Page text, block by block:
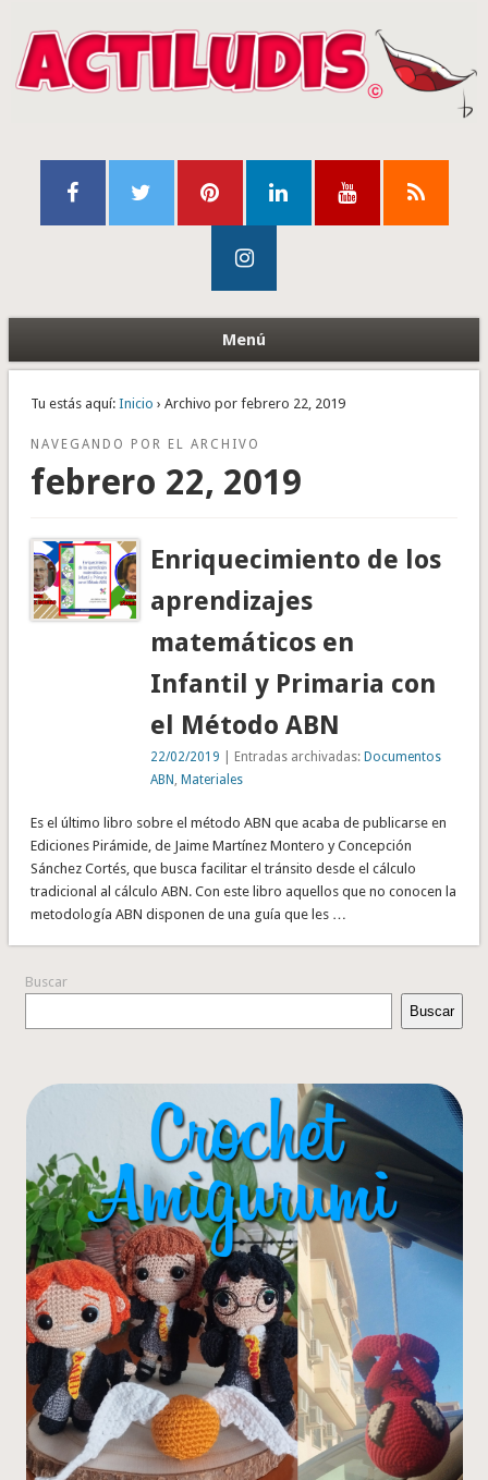
Menú
Tu estás aquí: Inicio › Archivo por febrero 22, 2019
NAVEGANDO POR EL ARCHIVO
febrero 22, 2019
Enriquecimiento de los
aprendizajes
matemáticos en
Infantil y Primaria con
el Método ABN
22/02/2019 | Entradas archivadas:Documentos
ABN ,Materiales
Es el último libro sobre el método ABN que acaba de publicarse en
Ediciones Pirámide, de Jaime Martínez Montero y Concepción
Sánchez Cortés, que busca facilitar el tránsito desde el cálculo
tradicional al cálculo ABN. Con este libro aquellos que no conocen la
metodología ABN disponen de una guía que les …
Buscar
Buscar